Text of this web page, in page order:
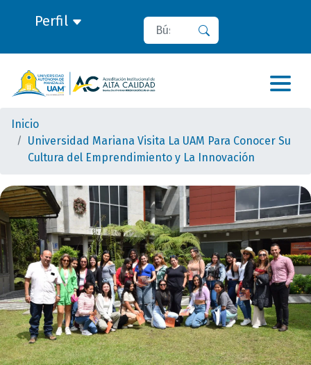
Perfil Buscar
Inicio
Universidad Mariana Visita La UAM Para Conocer Su
Cultura del Emprendimiento y La Innovación